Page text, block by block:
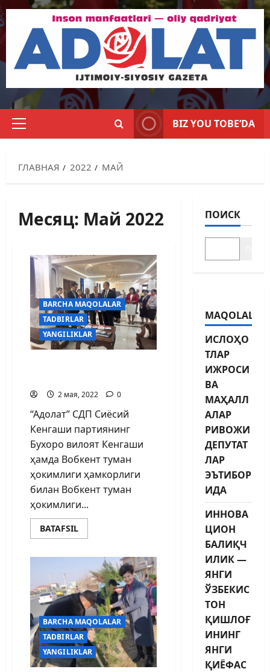
BIZ YOU TOBE’DA
ГЛАВНАЯ 2022 МАЙ
Месяц: Май 2022
BARCHA MAQOLALAR
TADBIRLAR
YANGILIKLAR
2 мая, 2022 0
“Адолат” СДП Сиёсий
Кенгаши партиянинг
Бухоро вилоят Кенгаши
ҳамда Вобкент туман
ҳокимлиги ҳамкорлиги
билан Вобкент туман
ҳокимлиги...
BATAFSIL
BARCHA MAQOLALAR
TADBIRLAR
YANGILIKLAR
ПОИСК
MAQOLALAR
ИСЛОҲО
ТЛАР
ИЖРОСИ
ВА
МАҲАЛЛ
АЛАР
РИВОЖИ
ДЕПУТАТ
ЛАР
ЭЪТИБОР
ИДА
ИННОВА
ЦИОН
БАЛИҚЧ
ИЛИК —
ЯНГИ
ЎЗБЕКИС
ТОН
ҚИШЛОҒ
ИНИНГ
ЯНГИ
ҚИЁФАС